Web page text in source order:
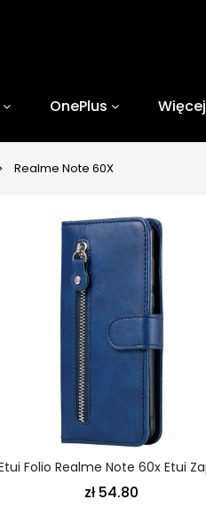
OnePlus Więcej
Realme Note 60X
zł 54.80